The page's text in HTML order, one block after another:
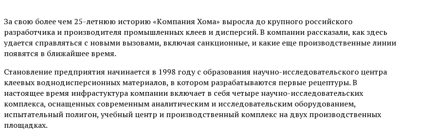
За свою более чем 25-летнюю историю «Kомпания Хома» выросла до крупного российского
разработчика и производителя промышленных клеев и дисперсий. В компании рассказали, как здесь
удается справляться с новыми вызовами, включая санкционные, и какие еще производственные линии
появятся в ближайшее время.
Становление предприятия начинается в 1998 году с образования научно-исследовательского центра
клеевых воднодисперсионных материалов, в котором разрабатываются первые рецептуры. В
настоящее время инфрастуктура компании включает в себя четыре научно-исследовательских
комплекса, оснащенных современным аналитическим и исследовательским оборудованием,
испытательный полигон, учебный центр и производственный комплекс на двух производственных
площадках.